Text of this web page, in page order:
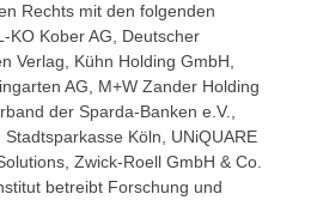
Rechts mit den folgenden
KO Kober AG, Deutscher
Verlag, Kühn Holding GmbH,
AG, M+W Zander Holding
der Sparda-Banken e.V.,
Stadtsparkasse Köln, UNiQUARE
Zwick-Roell GmbH & Co.
betreibt Forschung und